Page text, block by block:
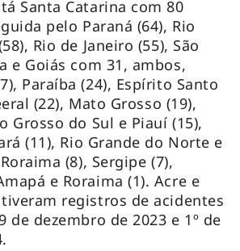
Santa Catarina com 80
pelo Paraná (64), Rio
Rio de Janeiro (55), São
e Goiás com 31, ambos,
Paraíba (24), Espírito Santo
(22), Mato Grosso (19),
Grosso do Sul e Piauí (15),
(11), Rio Grande do Norte e
(8), Sergipe (7),
e Roraima (1). Acre e
registros de acidentes
de dezembro de 2023 e 1º de